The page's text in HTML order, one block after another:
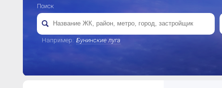
Поиск
Например: Бунинские луга